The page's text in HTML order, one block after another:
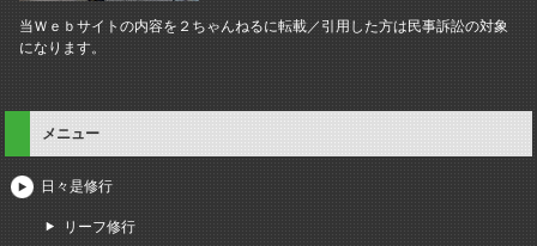
当Ｗｅｂサイトの内容を２ちゃんねるに転載／引用した方は民事訴訟の対象
になります。
メニュー
日々是修行
リーフ修行